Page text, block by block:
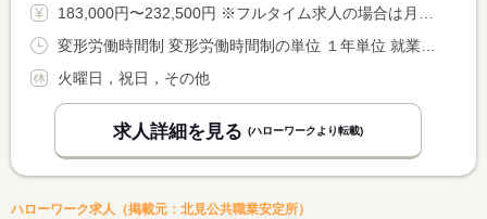
183,000円〜232,500円 ※フルタイム求人の場合は月額（換算額）、パート求人の場合は時間額を表示しています。
火曜日，祝日，その他
求人詳細を見る (ハローワークより転載)
ハローワーク求人（掲載元：北見公共職業安定所）